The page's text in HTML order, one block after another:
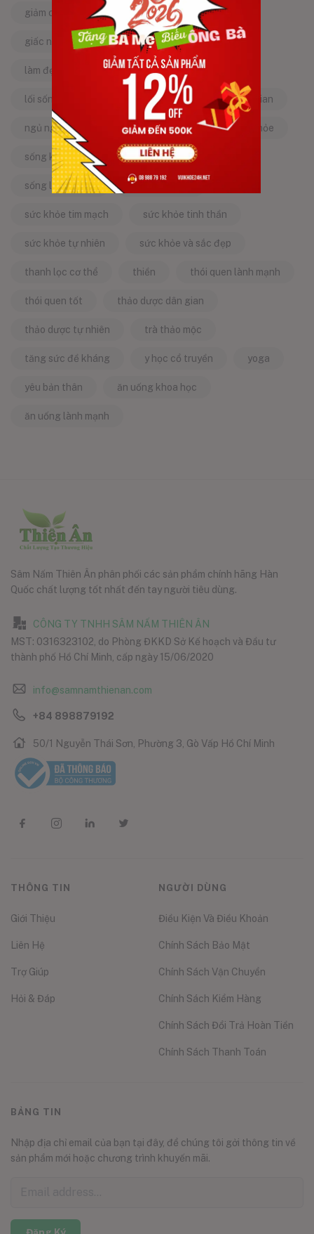
giảm căng thẳng giảm stress
giấc ngủ ngon kinh nghiệm dân gian
làm đẹp từ bên trong làm đẹp tự nhiên
lối sống lành mạnh mật ong mẹo dân gian
ngủ ngon năng lượng tích cực sống khỏe
sống khỏe mỗi ngày sống khỏe đẹp
sống lành mạnh sống tích cực
sức khỏe tim mạch sức khỏe tinh thần
sức khỏe tự nhiên sức khỏe và sắc đẹp
thanh lọc cơ thể thiền thói quen lành mạnh
thói quen tốt thảo dược dân gian
thảo dược tự nhiên trà thảo mộc
tăng sức đề kháng y học cổ truyền yoga
yêu bản thân ăn uống khoa học
ăn uống lành mạnh
Sâm Nấm Thiên Ân phân phối các sản phẩm chính hãng Hàn
Quốc chất lượng tốt nhất đến tay người tiêu dùng.
CÔNG TY TNHH SÂM NẤM THIÊN ÂN
MST: 0316323102, do Phòng ĐKKD Sở Kế hoạch và Đầu tư
thành phố Hồ Chí Minh, cấp ngày 15/06/2020
info@samnamthienan.com
+84 898879192
50/1 Nguyễn Thái Sơn, Phường 3, Gò Vấp Hồ Chí Minh
THÔNG TIN
Giới Thiệu
Liên Hệ
Trợ Giúp
Hỏi & Đáp
NGƯỜI DÙNG
Điều Kiện Và Điều Khoản
Chính Sách Bảo Mật
Chính Sách Vận Chuyển
Chính Sách Kiểm Hàng
Chính Sách Đổi Trả Hoàn Tiền
Chính Sách Thanh Toán
BẢNG TIN
Nhập địa chỉ email của bạn tại đây, để chúng tôi gởi thông tin về
sản phẩm mới hoặc chương trình khuyến mãi.